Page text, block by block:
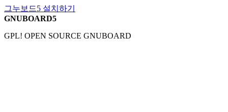
그누보드5 설치하기
GNUBOARD5
GPL! OPEN SOURCE GNUBOARD